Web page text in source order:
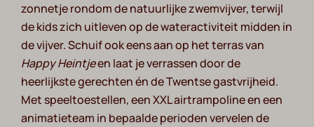
zonnetje rondom de natuurlijke zwemvijver, terwijl
de kids zich uitleven op de wateractiviteit midden in
de vijver. Schuif ook eens aan op het terras van
Happy Heintjeen laat je verrassen door de
heerlijkste gerechten én de Twentse gastvrijheid.
Met speeltoestellen, een XXL airtrampoline en een
animatieteam in bepaalde perioden vervelen de